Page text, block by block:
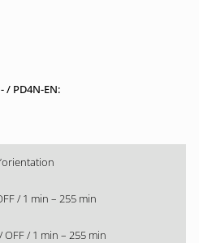
/ 1 min – 255 min
OFF / 1 min – 255 min